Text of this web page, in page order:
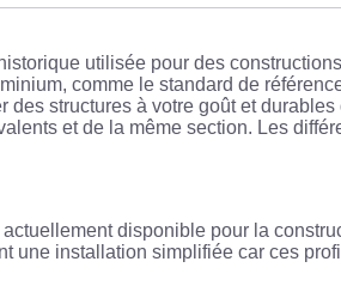
utilisée pour des
comme le standard de
structures à votre goût et
et de la même section. Les
disponible pour la
installation simplifiée car ces